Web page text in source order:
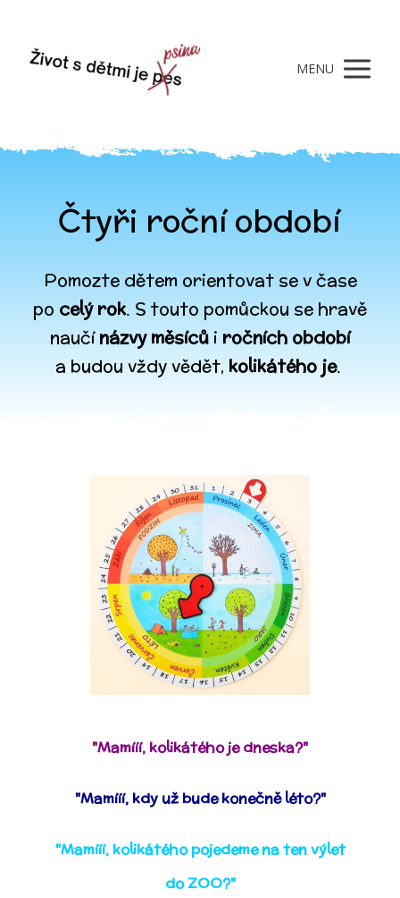
MENU
Čtyři roční období
Pomozte dětem orientovat se v čase
po celý rok. S touto pomůckou se hravě
naučínázvy měsíců i ročních období
a budou vždy vědět, kolikátého je.
"Mamííí, kolikátého je dneska?"
"Mamííí, kdy už bude konečně léto?"
"Mamííí, kolikátého pojedeme na ten výlet
do ZOO?"